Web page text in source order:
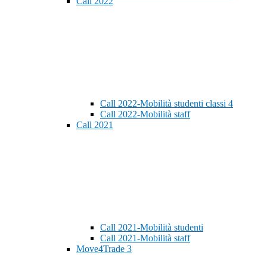
Call 2022-Mobilità studenti classi 4
Call 2022-Mobilità staff
Call 2021
Call 2021-Mobilità studenti
Call 2021-Mobilità staff
Move4Trade 3